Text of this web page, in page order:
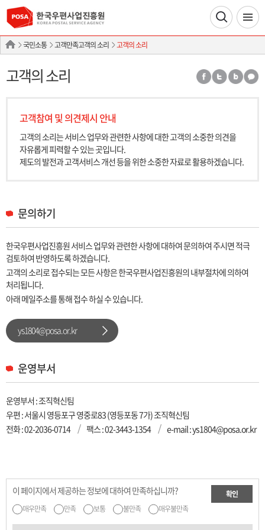
국민소통 고객만족고객의 소리 고객의 소리
고객의 소리
고객참여 및 의견제시 안내
고객의 소리는 서비스 업무와 관련한 사항에 대한 고객의 소중한 의견을
자유롭게 피력할 수 있는 곳입니다.
제도의 발전과 고객서비스 개선 등을 위한 소중한 자료로 활용하겠습니다.
문의하기
한국우편사업진흥원 서비스 업무와 관련한 사항에 대하여 문의하여 주시면 적극
검토하여 반영하도록 하겠습니다.
고객의 소리로 접수되는 모든 사항은 한국우편사업진흥원의 내부절차에 의하여
처리됩니다.
아래 메일주소를 통해 접수 하실 수 있습니다.
ys1804@posa.or.kr
운영부서
운영부서 : 조직혁신팀
우편 : 서울시 영등포구 영중로83 (영등포동 7가) 조직혁신팀
전화 :02-2036-0714 팩스 : 02-3443-1354 e-mail : ys1804@posa.or.kr
이 페이지에서 제공하는 정보에 대하여 만족하십니까?
매우만족 만족 보통 불만족 매우불만족
확인